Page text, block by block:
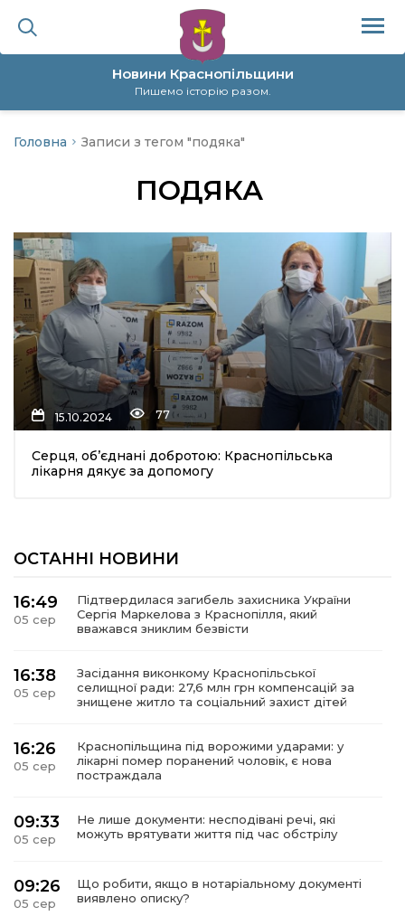
Новини Краснопільщини
Пишемо історію разом.
політика
Головна Записи з тегом "подяка"
ПОДЯКА
15.10.2024 77
Серця, об’єднані добротою: Краснопільська
лікарня дякує за допомогу
ОСТАННІ НОВИНИ
16:49
05 сер
Підтвердилася загибель захисника України
Сергія Маркелова з Краснопілля, який
вважався зниклим безвісти
16:38
05 сер
Засідання виконкому Краснопільської
селищної ради: 27,6 млн грн компенсацій за
знищене житло та соціальний захист дітей
16:26
05 сер
Краснопільщина під ворожими ударами: у
лікарні помер поранений чоловік, є нова
постраждала
09:33
05 сер
Не лише документи: несподівані речі, які
можуть врятувати життя під час обстрілу
09:26
05 сер
Що робити, якщо в нотаріальному документі
виявлено описку?